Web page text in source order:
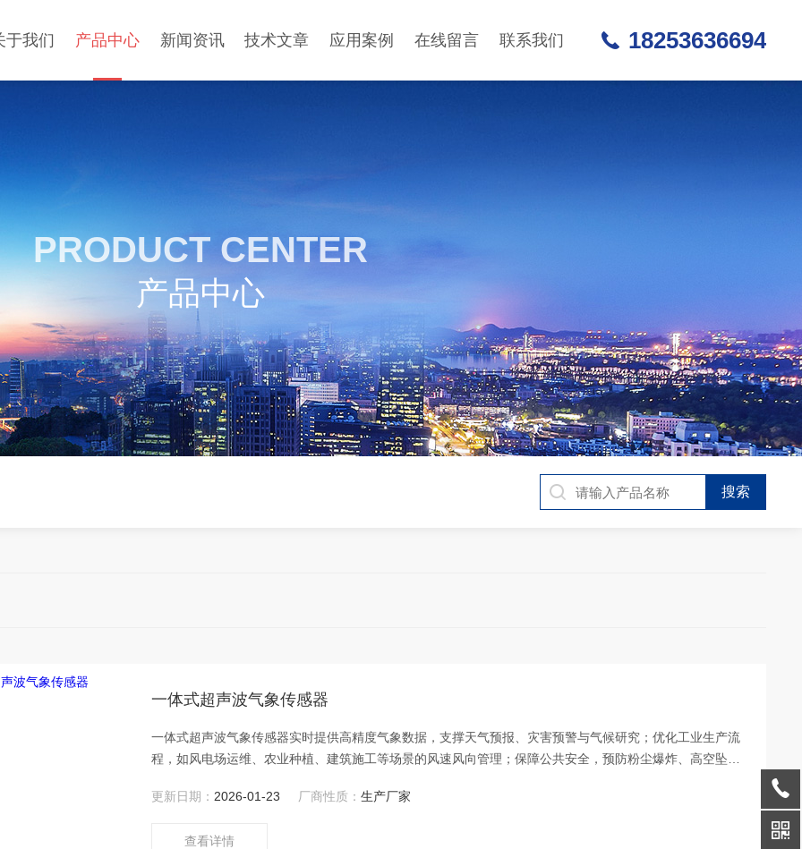
于我们 产品中心 新闻资讯 技术文章 应用案例 在线留言 联系我们 18253636694
PRODUCT CENTER
产品中心
一体式超声波气象传感器
一体式超声波气象传感器实时提供高精度气象数据，支撑天气预报、灾害预警与气候研究；优化工业生产流
程，如风电场运维、农业种植、建筑施工等场景的风速风向管理；保障公共安全，预防粉尘爆炸、高空坠物
实验提供可靠数据源。
更新日期： 2026-01-23 厂商性质：生产厂家
查看详情